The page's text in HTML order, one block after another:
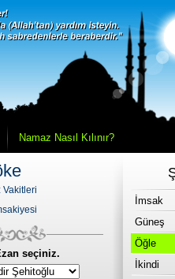
Namaz Nasıl Kılınır?
Vakitleri
seçiniz.
İmsak
Güneş
Öğle
İkindi